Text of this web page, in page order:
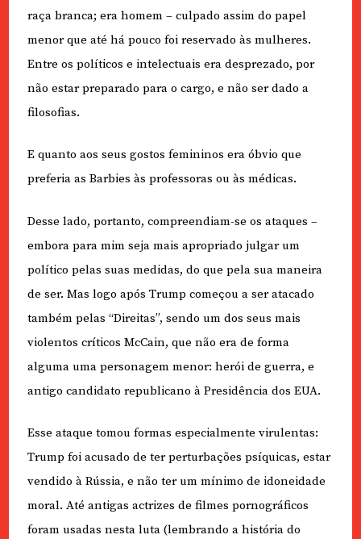
raça branca; era homem – culpado assim do papel
menor que até há pouco foi reservado às mulheres.
Entre os políticos e intelectuais era desprezado, por
não estar preparado para o cargo, e não ser dado a
filosofias.
E quanto aos seus gostos femininos era óbvio que
preferia as Barbies às professoras ou às médicas.
Desse lado, portanto, compreendiam-se os ataques –
embora para mim seja mais apropriado julgar um
político pelas suas medidas, do que pela sua maneira
de ser. Mas logo após Trump começou a ser atacado
também pelas “Direitas”, sendo um dos seus mais
violentos críticos McCain, que não era de forma
alguma uma personagem menor: herói de guerra, e
antigo candidato republicano à Presidência dos EUA.
Esse ataque tomou formas especialmente virulentas:
Trump foi acusado de ter perturbações psíquicas, estar
vendido à Rússia, e não ter um mínimo de idoneidade
moral. Até antigas actrizes de filmes pornográficos
foram usadas nesta luta (lembrando a história do